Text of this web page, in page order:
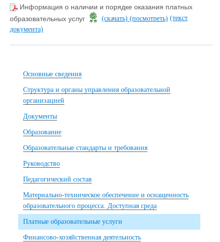
Информация о наличии и порядке оказания платных
образовательных услуг
(скачать) (посмотреть) (текст
документа)
Основные сведения
Структура и органы управления образовательной
организацией
Документы
Образование
Образовательные стандарты и требования
Руководство
Педагогический состав
Материально-техническое обеспечение и оснащенность
образовательного процесса. Доступная среда
Платные образовательные услуги
Финансово-хозяйственная деятельность